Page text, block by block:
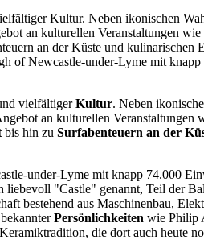
Kultur. Neben ikonischen
an kulturellen Veranstaltungen
an der Küste und kulinarischen
of Newcastle-under-Lyme mit
vielfältigerKultur. Neben
an kulturellen Veranstaltungen
bis hin zu Surfabenteuern an der
under-Lyme mit knapp 74.000
"Castle" genannt, Teil der
bestehend aus Maschinenbau,
Persönlichkeiten wie Philip
die dort auch heute